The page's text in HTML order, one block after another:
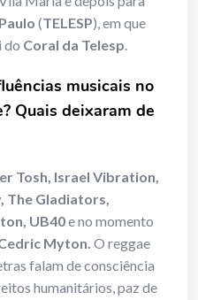
(TELESP), em que
do Coral da Telesp.
musicais no
Quais deixaram de
Tosh, Israel Vibration,
The Gladiators,
UB40e no momento
Myton. O reggae
falam de consciência
humanitários, paz de